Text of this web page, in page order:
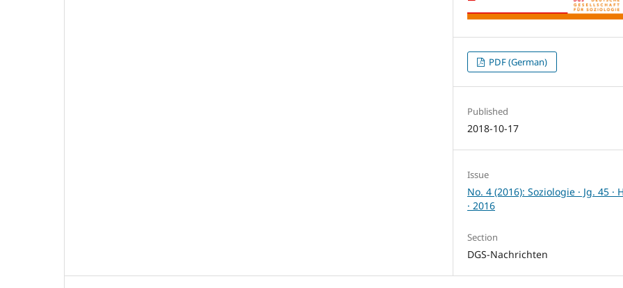
PDF (German)
Published
2018-10-17
Issue
No. 4 (2016): Soziologie · Jg. 45 ·
· 2016
Section
DGS-Nachrichten